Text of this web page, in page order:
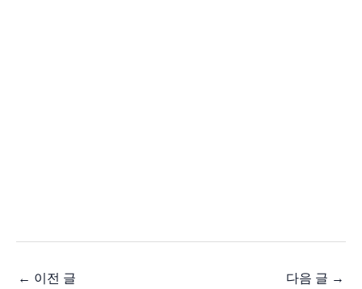
← 이전 글 다음 글 →